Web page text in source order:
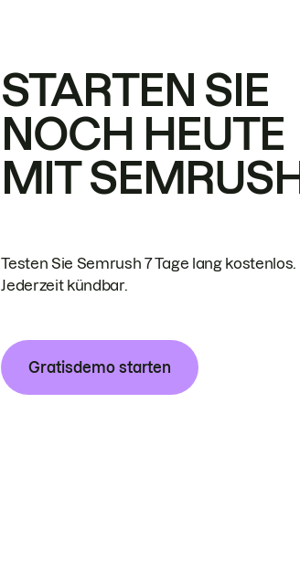
STARTEN SIE
NOCH HEUTE
MIT
Testen Sie Semrush 7 Tage lang kostenlos.
Jederzeit kündbar.
Gratisdemo starten